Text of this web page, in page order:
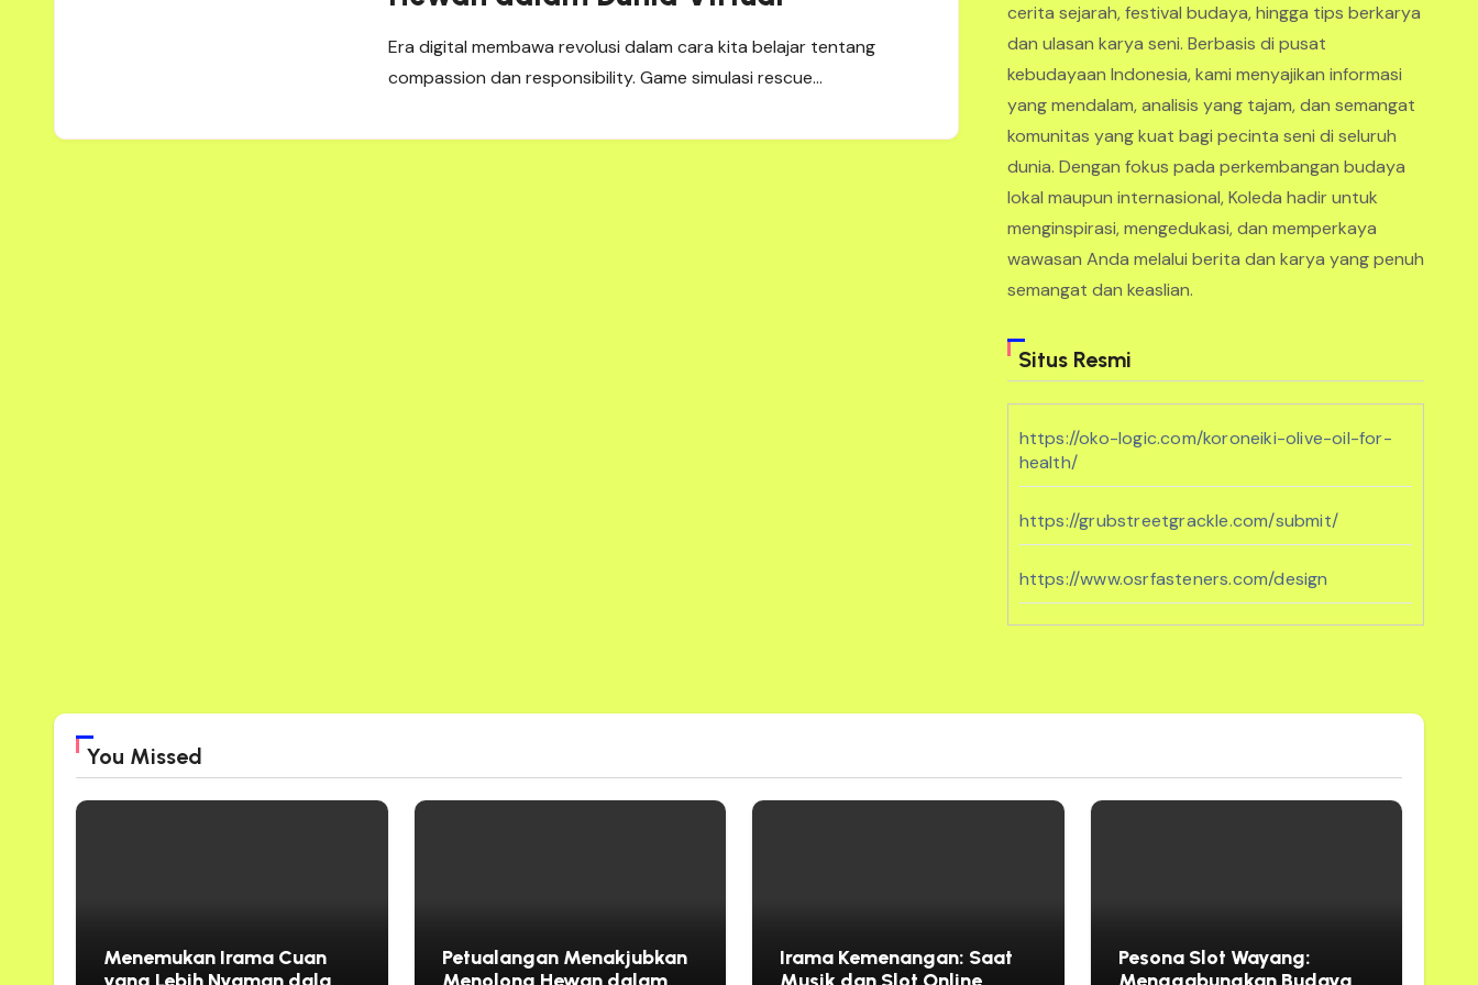
Era digital membawa revolusi dalam cara kita belajar tentang
compassion dan responsibility. Game simulasi rescue…
cerita sejarah, festival budaya, hingga tips berkarya
dan ulasan karya seni. Berbasis di pusat
kebudayaan Indonesia, kami menyajikan informasi
yang mendalam, analisis yang tajam, dan semangat
komunitas yang kuat bagi pecinta seni di seluruh
dunia. Dengan fokus pada perkembangan budaya
lokal maupun internasional, Koleda hadir untuk
menginspirasi, mengedukasi, dan memperkaya
wawasan Anda melalui berita dan karya yang penuh
semangat dan keaslian.
Situs Resmi
https://oko-logic.com/koroneiki-olive-oil-for-
health/
https://grubstreetgrackle.com/submit/
https://www.osrfasteners.com/design
bento11
You Missed
Menemukan Irama Cuan
Petualangan Menakjubkan
Irama Kemenangan: Saat
Pesona Slot Wayang: